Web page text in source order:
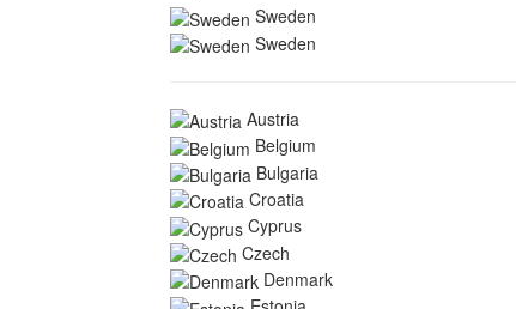
Sweden
Sweden
Austria
Belgium
Bulgaria
Croatia
Cyprus
Czech
Denmark